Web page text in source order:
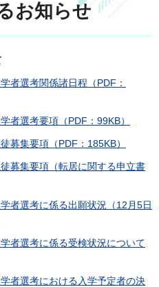
お知らせ
者選考関係諸日程（PDF：
者選考要項（PDF：99KB）
募集要項（PDF：185KB）
募集要項（転居に関する申立書
者選考に係る出願状況（12月5日
者選考に係る受検状況について
者選考における入学予定者の決